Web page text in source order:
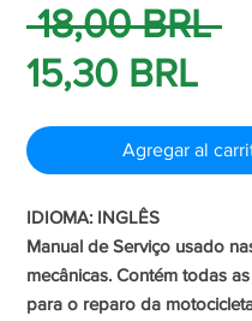
18,00 BRL
15,30 BRL
de
Agregar al
IDIOMA: INGLÊS
Manual de Serviço usado
mecânicas. Contém todas
para o reparo da